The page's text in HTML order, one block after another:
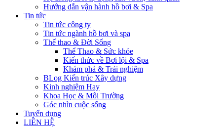
Hướng dẫn vận hành hồ bơi & Spa
Tin tức
Tin tức công ty
Tin tức ngành hồ bơi và spa
Thể thao & Đời Sống
Thể Thao & Sức khỏe
Kiến thức về Bơi lội & Spa
Khám phá & Trải nghiệm
BLog Kiến trúc Xây dựng
Kinh nghiệm Hay
Khoa Học & Môi Trường
Góc nhìn cuộc sống
Tuyển dụng
LIÊN HỆ